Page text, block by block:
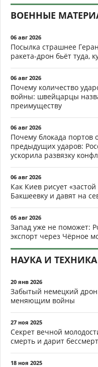
ВОЕННЫЕ
06 авг 2026
Посылка страшнее
ракета-дрон бьёт туда,
06 авг 2026
Почему количество
войны: швейцарцы
преимуществу
06 авг 2026
Почему блокада портов
предыдущих ударов:
ускорила развязку
06 авг 2026
Как Киев рисует
Бакшеевку и давят на
05 авг 2026
Запад уже не поможет:
экспорт через Чёрное
НАУКА И ТЕХНИКА
20 янв 2026
Забытый немецкий дрон
меняющим войны
27 ноя 2025
Секрет вечной
смерть и дарит
18 ноя 2025